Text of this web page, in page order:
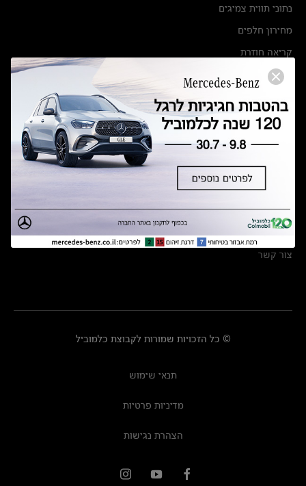
נתוני תווית צמיגים
מחירון חלפים
קריאה חוזרת
הודעה על הטבות לרכבי מרצדס בהסדר פשרה בתצ 56447-02-19
תקנון ימי מכירות 120 לכלמוביל
מצאו אותנו
אולמות תצוגה
מרכזי שירות
צור קשר
© כל הזכויות שמורות לקבוצת כלמוביל
תנאי שימוש
מדיניות פרטיות
הצהרת נגישות